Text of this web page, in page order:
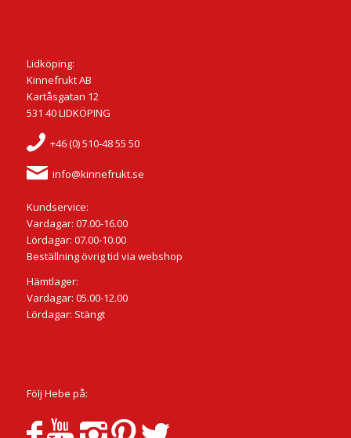
Lidköping:
Kinnefrukt AB
Kartåsgatan 12
531 40 LIDKÖPING
+46 (0) 510-48 55 50
info@kinnefrukt.se
Kundservice:
Vardagar: 07.00-16.00
Lördagar: 07.00-10.00
Beställning övrig tid via webshop
Hämtlager:
Vardagar: 05.00-12.00
Lördagar: Stängt
Följ Hebe på: